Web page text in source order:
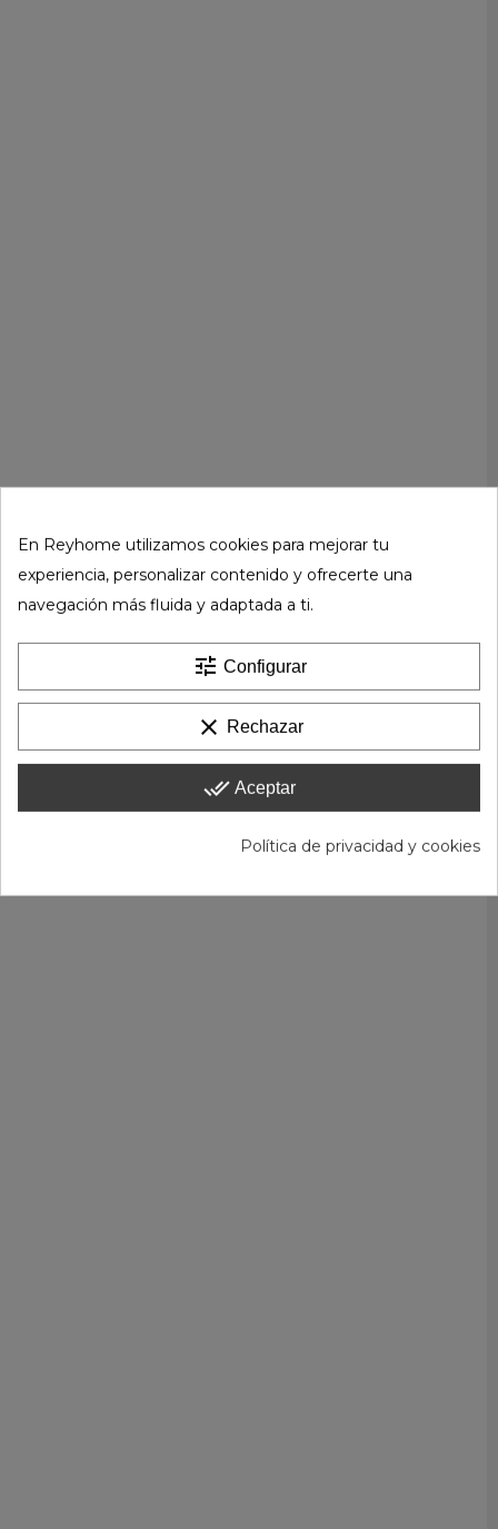
En Reyhome utilizamos cookies para mejorar tu
experiencia, personalizar contenido y ofrecerte una
navegación más fluida y adaptada a ti.
tune Configurar
clear Rechazar
done_all Aceptar
Política de privacidad y cookies